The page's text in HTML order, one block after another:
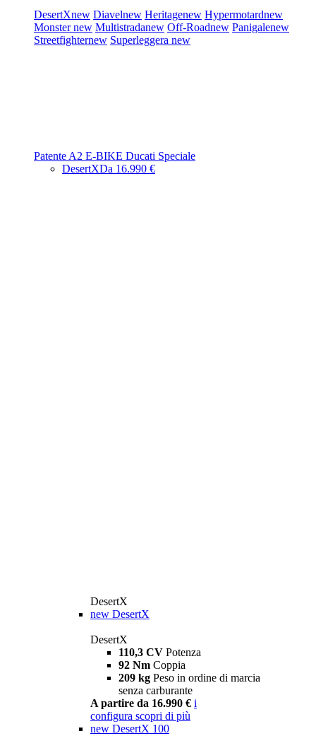
DesertXnew Diavelnew Heritagenew Hypermotardnew
Monsternew Multistradanew Off-Roadnew Panigalenew
Streetfighternew Superleggera new
Patente A2 E-BIKE Ducati Speciale
DesertXDa 16.990 €
DesertX
new DesertX
DesertX
110,3 CV Potenza
92 Nm Coppia
209 kg Peso in ordine di marcia
senza carburante
A partire da 16.990 € i
configura scopri di più
new DesertX 100